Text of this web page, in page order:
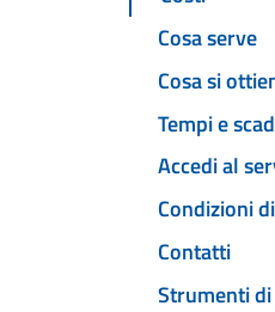
Cosa serve
Cosa si
Tempi e
Accedi al
Condizioni
Contatti
Strumenti